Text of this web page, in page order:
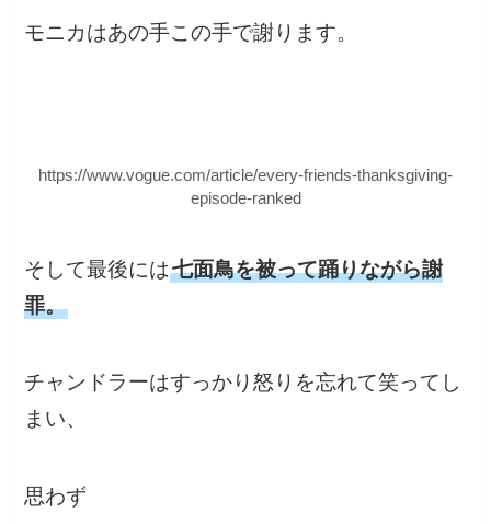
モニカはあの手この手で謝ります。
https://www.vogue.com/article/every-friends-thanksgiving-
episode-ranked
そして最後には七面鳥を被って踊りながら謝
罪。
チャンドラーはすっかり怒りを忘れて笑ってし
まい、
思わず